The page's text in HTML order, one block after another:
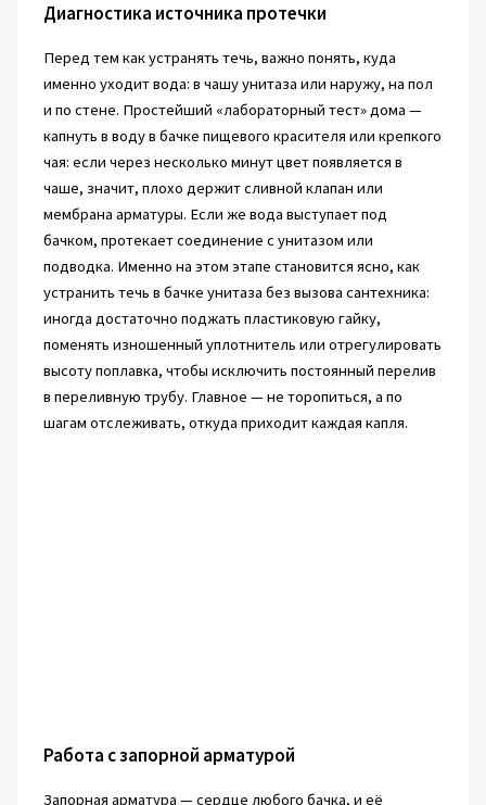
Диагностика источника протечки
Перед тем как устранять течь, важно понять, куда
именно уходит вода: в чашу унитаза или наружу, на пол
и по стене. Простейший «лабораторный тест» дома —
капнуть в воду в бачке пищевого красителя или крепкого
чая: если через несколько минут цвет появляется в
чаше, значит, плохо держит сливной клапан или
мембрана арматуры. Если же вода выступает под
бачком, протекает соединение с унитазом или
подводка. Именно на этом этапе становится ясно, как
устранить течь в бачке унитаза без вызова сантехника:
иногда достаточно поджать пластиковую гайку,
поменять изношенный уплотнитель или отрегулировать
высоту поплавка, чтобы исключить постоянный перелив
в переливную трубу. Главное — не торопиться, а по
шагам отслеживать, откуда приходит каждая капля.
Работа с запорной арматурой
Запорная арматура — сердце любого бачка, и её